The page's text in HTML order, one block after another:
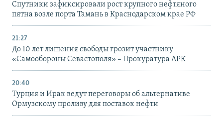
Спутники зафиксировали рост крупного нефтяного
пятна возле порта Тамань в Краснодарском крае РФ
21:27
До 10 лет лишения свободы грозит участнику
«Самообороны Севастополя» – Прокуратура АРК
20:40
Турция и Ирак ведут переговоры об альтернативе
Ормузскому проливу для поставок нефти